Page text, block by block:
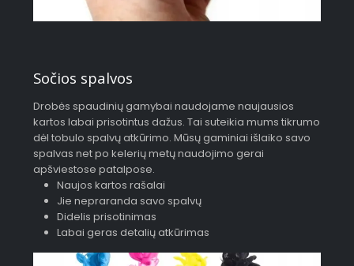
Sočios spalvos
Drobės spaudinių gamybai naudojame naujausios
kartos labai prisotintus dažus. Tai suteikia mums tikrumo
dėl tobulo spalvų atkūrimo. Mūsų gaminiai išlaiko savo
spalvas net po kelerių metų naudojimo gerai
apšviestose patalpose.
Naujos kartos rašalai
Jie nepraranda savo spalvų
Didelis prisotinimas
Labai geras detalių atkūrimas